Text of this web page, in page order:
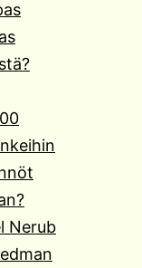
Nerub